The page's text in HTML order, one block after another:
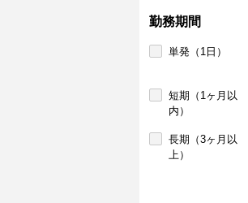
勤務期間
単発（1日）
短期（1ヶ月以
内）
長期（3ヶ月以
上）